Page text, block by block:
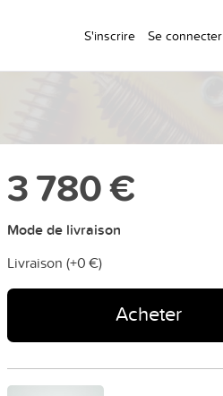
S'inscrire Se connecter
3 780 €
Mode de livraison
Livraison (+0 €)
Acheter